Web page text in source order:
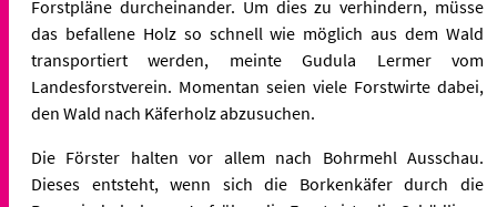
Forstpläne durcheinander. Um dies zu verhindern, müsse
das befallene Holz so schnell wie möglich aus dem Wald
transportiert werden, meinte Gudula Lermer vom
Landesforstverein. Momentan seien viele Forstwirte dabei,
den Wald nach Käferholz abzusuchen.
Die Förster halten vor allem nach Bohrmehl Ausschau.
Dieses entsteht, wenn sich die Borkenkäfer durch die